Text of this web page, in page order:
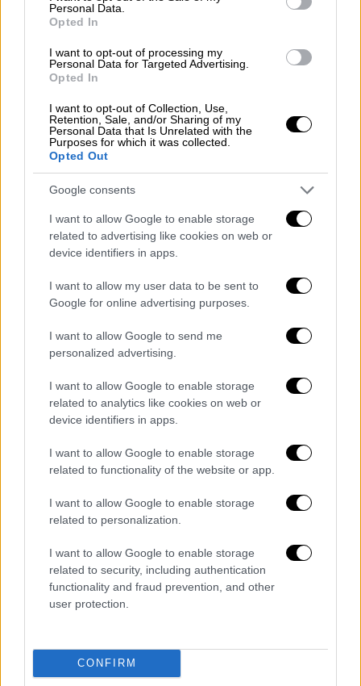
Personal Data.
Opted In
I want to opt-out of processing my
Personal Data for Targeted Advertising.
Opted In
I want to opt-out of Collection, Use,
Retention, Sale, and/or Sharing of my
Personal Data that Is Unrelated with the
Purposes for which it was collected.
Opted Out
Google consents
I want to allow Google to enable storage
related to advertising like cookies on web or
device identifiers in apps.
I want to allow my user data to be sent to
Google for online advertising purposes.
I want to allow Google to send me
personalized advertising.
I want to allow Google to enable storage
related to analytics like cookies on web or
device identifiers in apps.
I want to allow Google to enable storage
related to functionality of the website or app.
I want to allow Google to enable storage
related to personalization.
I want to allow Google to enable storage
related to security, including authentication
functionality and fraud prevention, and other
user protection.
CONFIRM
πληροφοριακό σύστημα «Ενιαίος
Ψηφιακός Χάρτης» για την υλοποίηση
της διαδικτυακής πλατφόρμας χωρικού
εντοπισμού και αξιολόγησης της εν
δυνάμει αυθαίρετης δόμησης με
συνδυασμό χωρικής ανάλυσης,
πολύκριτηριακής επεξεργασίας και
χρήση βαθειάς μηχανικής μάθησης και
προσαρμοσμένων αλγορίθμων ΑΙ.
ο σύστημα θα διαλειτουργεί και με το
Ενιαίο Ηλεκτρονικό Σύστημα Καταγγελιών
(Ε.Η.ΣΥ.ΚΑ), που προβλέπεται να υλοποιηθεί,
την εξυπηρέτηση του έργου των ελεγκτών
δόμησης και των κλιμακίων ελέγχων
και η λειτουργία Γραφείου Συντονισμού και
Επιχειρήσεων.
Θα αναλυθούν και θα υποστούν επεξεργασία
δεδομένα από το μητρώο συνολικά 2,5
εκατομμυρίων κτιρίων, ψηφιοποιημένες και
γεωκωδικοποιημένες άδειες οικοδομών,
καθώς και κάθε στοιχείο από τις
πλατφόρμες για τις οικοδομικές άδειες, της
υπαγωγής αυθαιρέτων, της Ηλεκτρονικής
Κτηματολογίου, των δασικών χαρτών, του
αγιαλού, κλπ. για τον εντοπισμό και την
αξιολόγηση των «εν δυνάμει» αυθαίρετων
Παράλληλα προβλέπεται